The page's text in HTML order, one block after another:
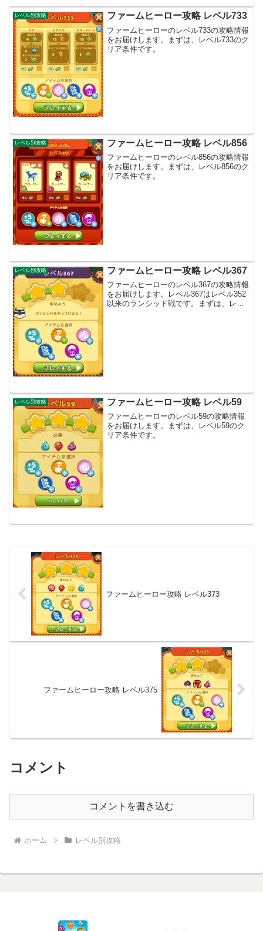
レベル別攻略 ファームヒーロー攻略 レベル733
ファームヒーローのレベル733の攻略情報
をお届けします。まずは、レベル733のク
リア条件です。
レベル別攻略 ファームヒーロー攻略 レベル856
ファームヒーローのレベル856の攻略情報
をお届けします。まずは、レベル856のク
リア条件です。
レベル別攻略 ファームヒーロー攻略 レベル367
ファームヒーローのレベル367の攻略情報
をお届けします。レベル367はレベル352
以来のランシッド戦です。まずは、レベ
レベル別攻略 ファームヒーロー攻略 レベル59
ファームヒーローのレベル59の攻略情報
をお届けします。まずは、レベル59のク
リア条件です。
ファームヒーロー攻略 レベル373
ファームヒーロー攻略 レベル375
コメント
コメントを書き込む
ホーム レベル別攻略